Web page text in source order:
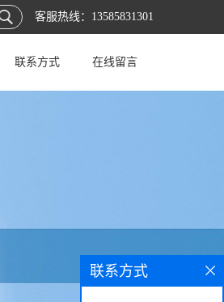
客服热线： 13585831301
联系方式 在线留言
联系方式